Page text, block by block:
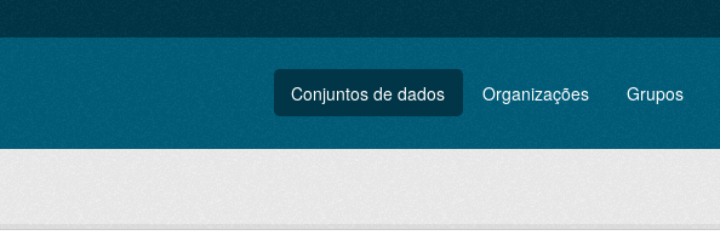
Conjuntos de dados Organizações Grupos